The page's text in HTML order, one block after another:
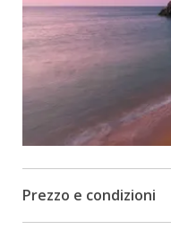
Prezzo e condizioni